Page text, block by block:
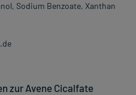
Sodium Benzoate, Xanthan
zur Avene Cicalfate